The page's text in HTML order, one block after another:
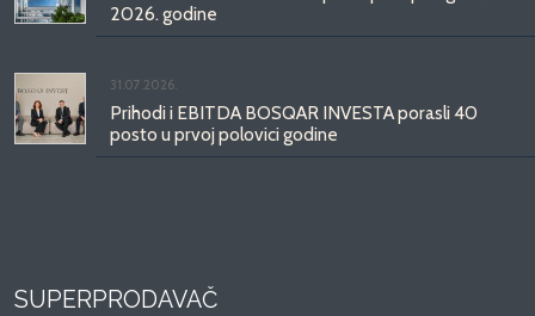
2026. godine
31.07.2026.
Prihodi i EBITDA BOSQAR INVESTA porasli 40
posto u prvoj polovici godine
SUPERPRODAVAČ